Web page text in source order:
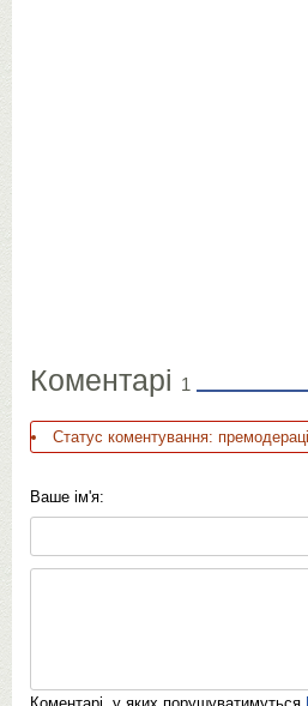
Коментарі 1
Статус коментування:
Ваше ім'я: